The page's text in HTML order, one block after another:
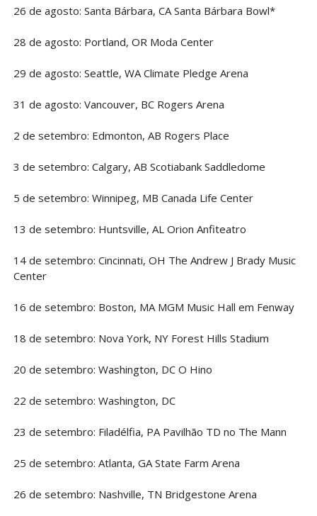
26 de agosto: Santa Bárbara, CA Santa Bárbara Bowl*
28 de agosto: Portland, OR Moda Center
29 de agosto: Seattle, WA Climate Pledge Arena
31 de agosto: Vancouver, BC Rogers Arena
2 de setembro: Edmonton, AB Rogers Place
3 de setembro: Calgary, AB Scotiabank Saddledome
5 de setembro: Winnipeg, MB Canada Life Center
13 de setembro: Huntsville, AL Orion Anfiteatro
14 de setembro: Cincinnati, OH The Andrew J Brady Music
Center
16 de setembro: Boston, MA MGM Music Hall em Fenway
18 de setembro: Nova York, NY Forest Hills Stadium
20 de setembro: Washington, DC O Hino
22 de setembro: Washington, DC
23 de setembro: Filadélfia, PA Pavilhão TD no The Mann
25 de setembro: Atlanta, GA State Farm Arena
26 de setembro: Nashville, TN Bridgestone Arena